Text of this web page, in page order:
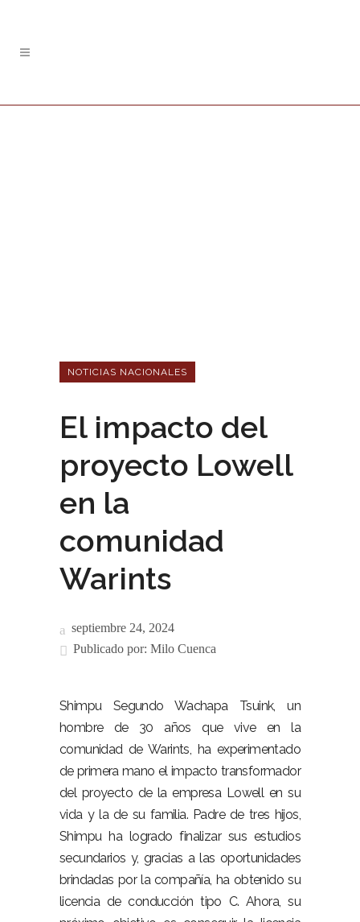
NOTICIAS NACIONALES
El impacto del
proyecto Lowell
en la
comunidad
Warints
septiembre 24, 2024
Publicado por: Milo Cuenca
Shimpu Segundo Wachapa Tsuink, un
hombre de 30 años que vive en la
comunidad de Warints, ha experimentado
de primera mano el impacto transformador
del proyecto de la empresa Lowell en su
vida y la de su familia. Padre de tres hijos,
Shimpu ha logrado finalizar sus estudios
secundarios y, gracias a las oportunidades
brindadas por la compañía, ha obtenido su
licencia de conducción tipo C. Ahora, su